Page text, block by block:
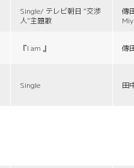
Single/ テレビ朝日 “交渉
人”主題歌
傳
『I am 』 傳
Single 田